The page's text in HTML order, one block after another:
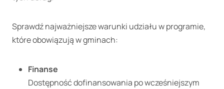
Sprawdź najważniejsze warunki udziału w programie,
które obowiązują w gminach:
Finanse
Dostępność dofinansowania po wcześniejszym